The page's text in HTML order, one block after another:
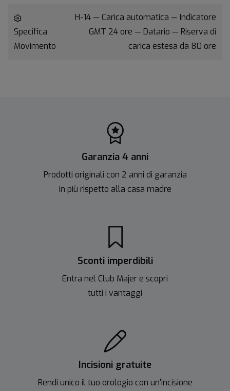
Specifica
Movimento
H-14 — Carica automatica — Indicatore
GMT 24 ore — Datario — Riserva di
carica estesa da 80 ore
Garanzia 4 anni
Prodotti originali con 2 anni di garanzia
in più rispetto alla casa madre
Sconti imperdibili
Entra nel Club Majer e scopri
tutti i vantaggi
Incisioni gratuite
Rendi unico il tuo orologio con un'incisione